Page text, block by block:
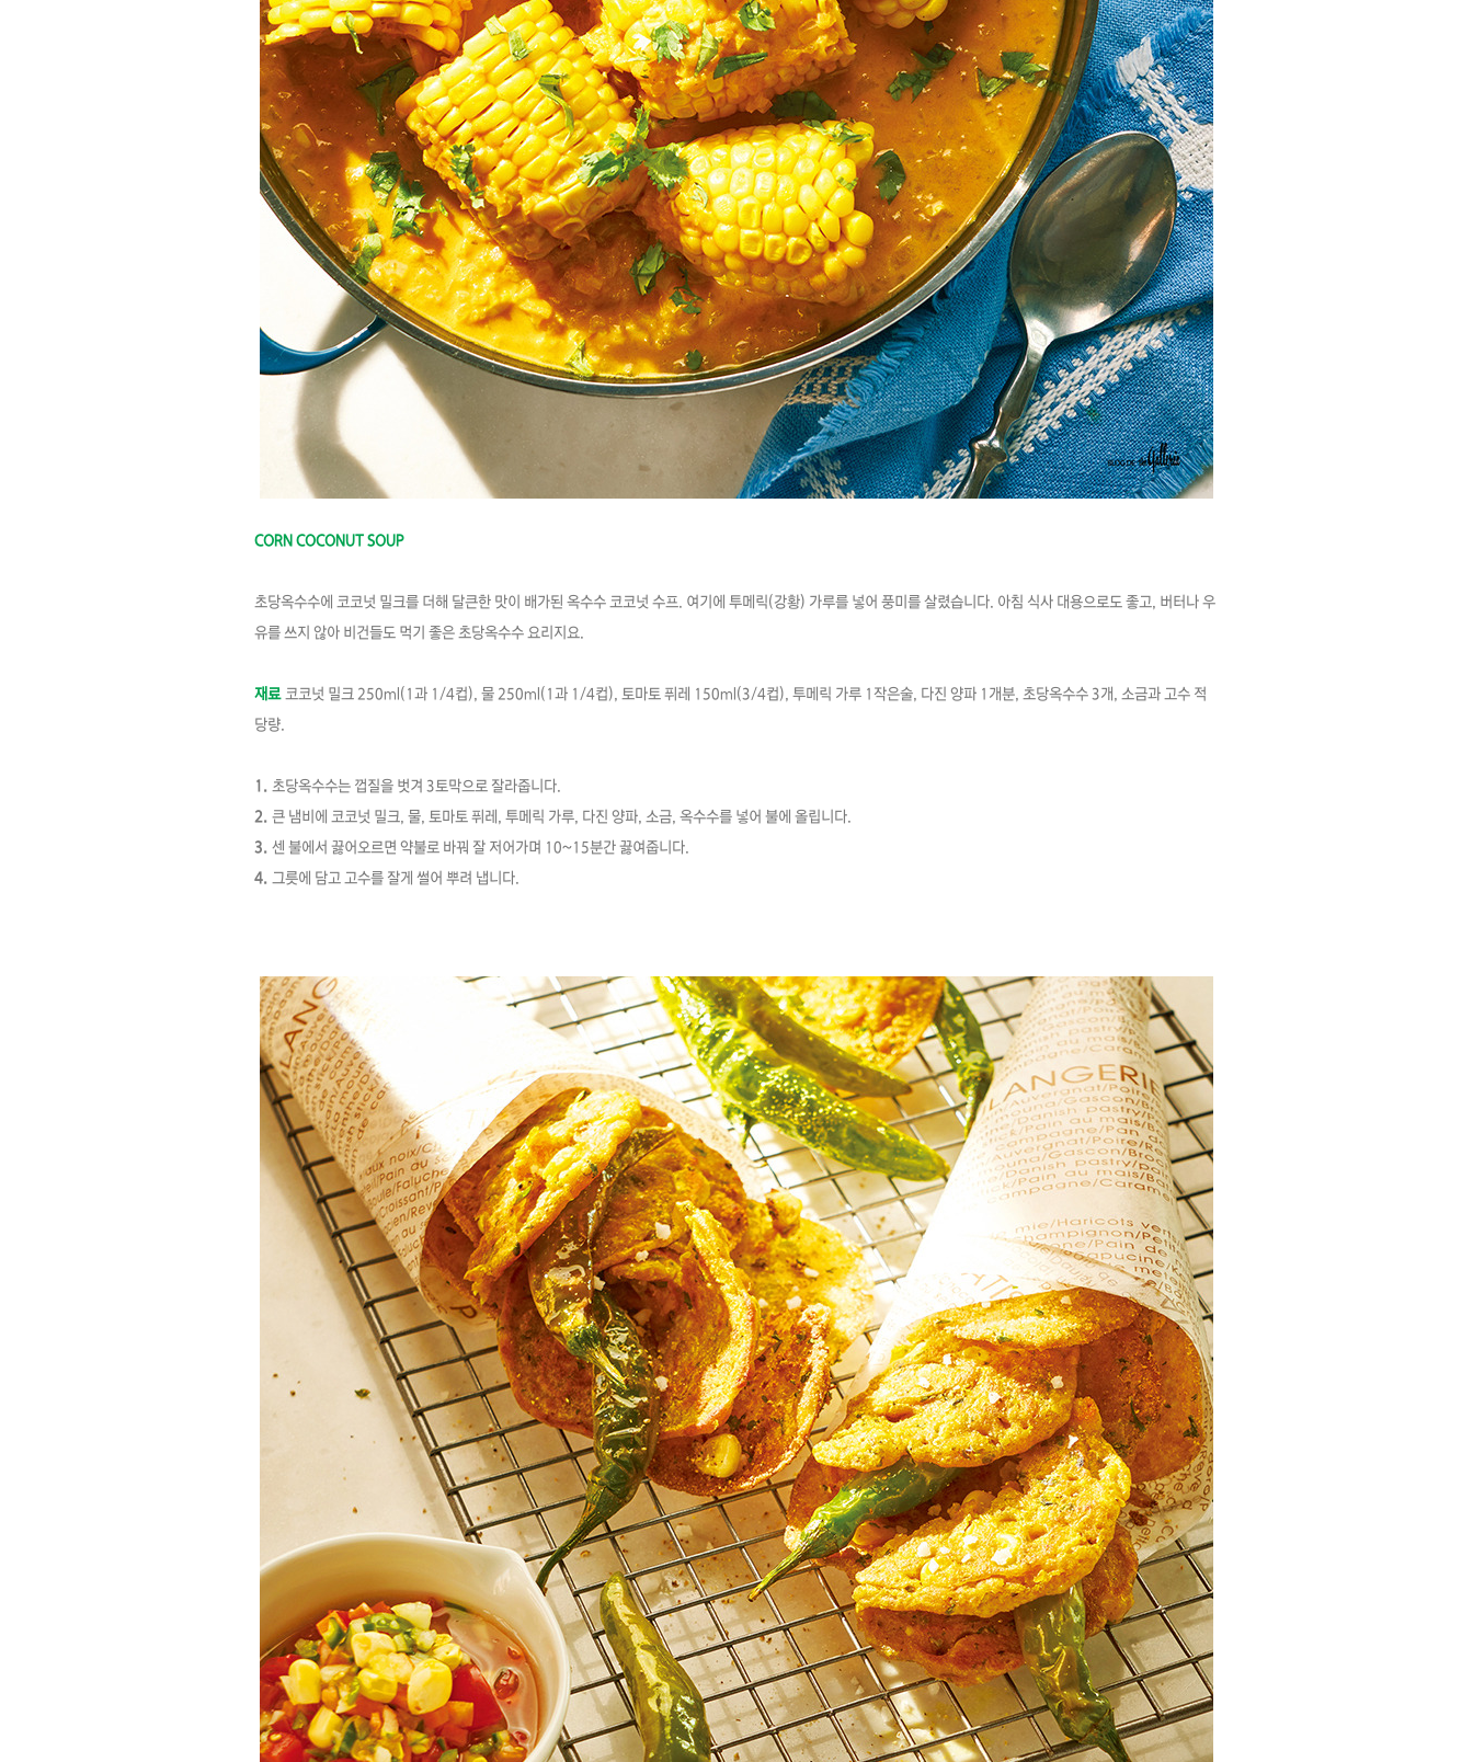
CORN COCONUT SOUP
초당옥수수에 코코넛 밀크를 더해 달큰한 맛이 배가된 옥수수 코코넛 수프. 여기에 투메릭(강황) 가루를 넣어 풍미를 살렸습니다. 아침 식사 대용으로도 좋고, 버터나 우
유를 쓰지 않아 비건들도 먹기 좋은 초당옥수수 요리지요.
재료 코코넛 밀크 250ml(1과 1/4컵), 물 250ml(1과 1/4컵), 토마토 퓌레 150ml(3/4컵), 투메릭 가루 1작은술, 다진 양파 1개분, 초당옥수수 3개, 소금과 고수 적
당량.
1. 초당옥수수는 껍질을 벗겨 3토막으로 잘라줍니다.
2. 큰 냄비에 코코넛 밀크, 물, 토마토 퓌레, 투메릭 가루, 다진 양파, 소금, 옥수수를 넣어 불에 올립니다.
3. 센 불에서 끓어오르면 약불로 바꿔 잘 저어가며 10~15분간 끓여줍니다.
4. 그릇에 담고 고수를 잘게 썰어 뿌려 냅니다.